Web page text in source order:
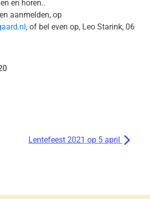
en horen..
aanmelden, op
, of bel even op, Leo Starink, 06
Lentefeest 2021 op 5 april